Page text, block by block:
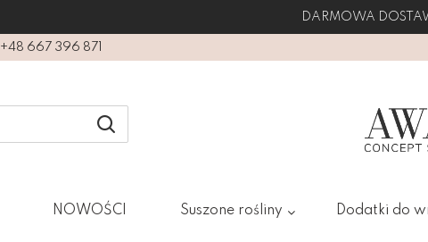
DARMOWA
+48 667 396 871
NOWOŚCI Suszone rośliny Dodatki do